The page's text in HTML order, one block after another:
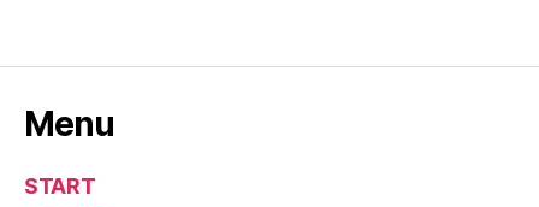
Menu
START